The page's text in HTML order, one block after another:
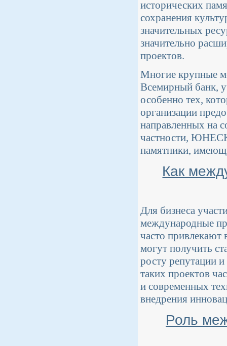
исторических
сохранения
значительных
значительно
проектов.
Многие крупные
Всемирный банк,
особенно тех,
организации
направленных на
частности,
памятники,
Как
Для бизнеса
международные
часто
могут получить
росту репутации
таких проектов
и современных
внедрения
Роль